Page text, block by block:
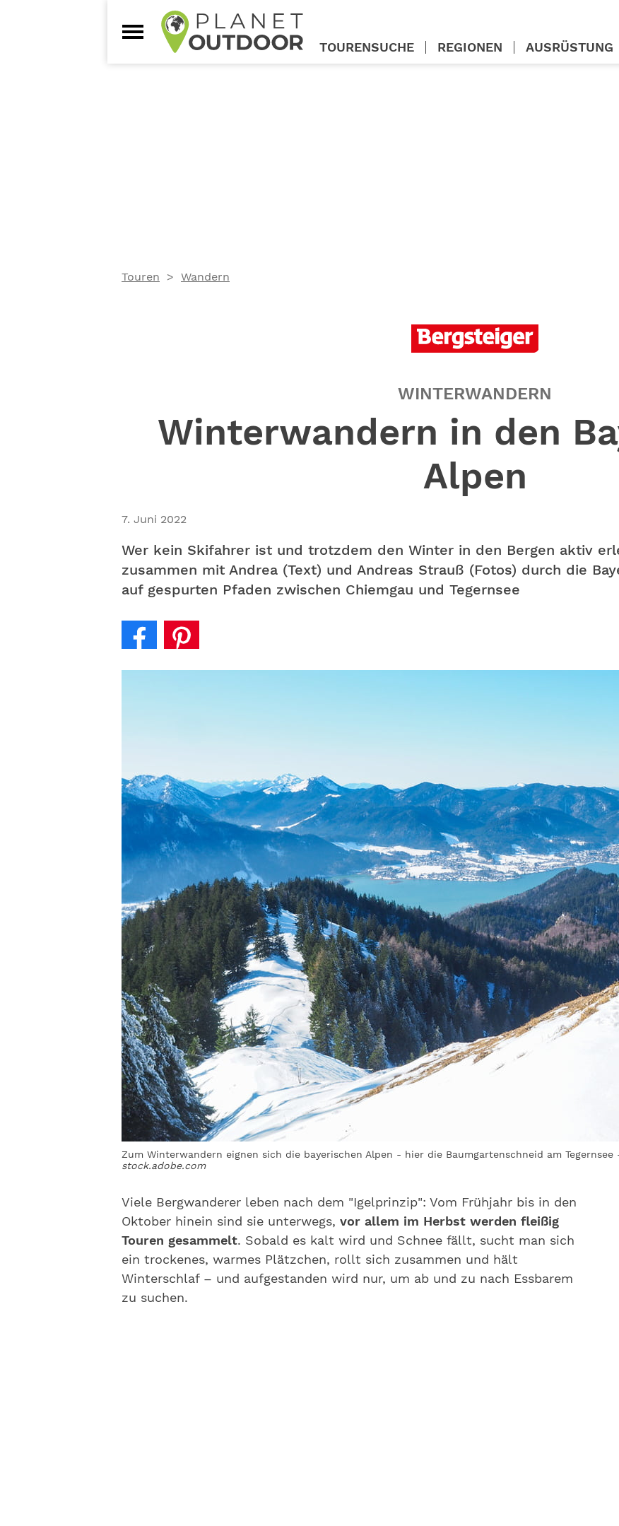
Touren Wandern
WINTERWANDERN
Winterwandern in den
Alpen
7. Juni 2022
Wer kein Skifahrer ist und trotzdem den Winter in den Bergen aktiv
zusammen mit Andrea (Text) und Andreas Strauß (Fotos) durch die
auf gespurten Pfaden zwischen Chiemgau und Tegernsee
Zum Winterwandern eignen sich die bayerischen Alpen - hier die Baumgartenschneid am Tegernsee
stock.adobe.com
Viele Bergwanderer leben nach dem "Igelprinzip": Vom Frühjahr bis in den
Oktober hinein sind sie unterwegs, vor allem im Herbst werden fleißig
Touren gesammelt. Sobald es kalt wird und Schnee fällt, sucht man sich
ein trockenes, warmes Plätzchen, rollt sich zusammen und hält
Winterschlaf – und aufgestanden wird nur, um ab und zu nach Essbarem
zu suchen.
TOURENSUCHE REGIONEN AUSRÜSTUNG